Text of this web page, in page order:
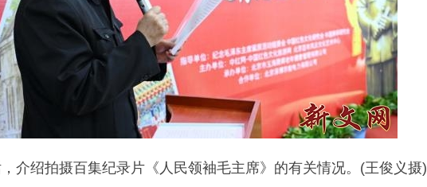
介绍拍摄百集纪录片《人民领袖毛主席》的有关情况。(王俊义摄)